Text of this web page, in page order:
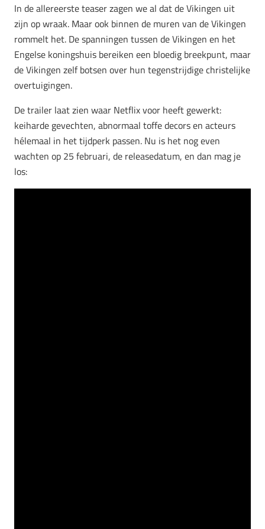
In de allereerste teaser zagen we al dat de Vikingen uit
zijn op wraak. Maar ook binnen de muren van de Vikingen
rommelt het. De spanningen tussen de Vikingen en het
Engelse koningshuis bereiken een bloedig breekpunt, maar
de Vikingen zelf botsen over hun tegenstrijdige christelijke
overtuigingen.
De trailer laat zien waar Netflix voor heeft gewerkt:
keiharde gevechten, abnormaal toffe decors en acteurs
hélemaal in het tijdperk passen. Nu is het nog even
wachten op 25 februari, de releasedatum, en dan mag je
los: